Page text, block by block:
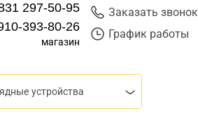
297-50-95
393-80-26
магазин
Заказать звонок
График работы
устройства